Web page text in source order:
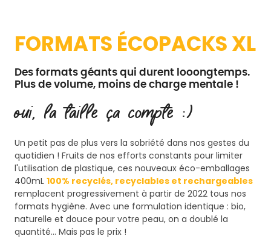
FORMATS ÉCOPACKS XL
Des formats géants qui durent looongtemps.
Plus de volume, moins de charge mentale !
Oui, la taille ça compte :)
Un petit pas de plus vers la sobriété dans nos gestes du
quotidien ! Fruits de nos efforts constants pour limiter
l'utilisation de plastique, ces nouveaux éco-emballages
400mL 100% recyclés, recyclables et rechargeables
remplacent progressivement à partir de 2022 tous nos
formats hygiène. Avec une formulation identique : bio,
naturelle et douce pour votre peau, on a doublé la
quantité… Mais pas le prix !